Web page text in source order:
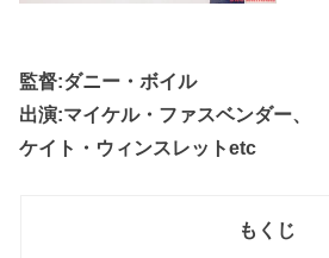
監督:ダニー・ボイル
出演:マイケル・ファスベンダー、
ケイト・ウィンスレットetc
もくじ